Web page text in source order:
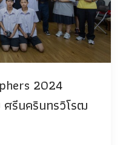
2024
ศรีนครินทรวิโรฒ